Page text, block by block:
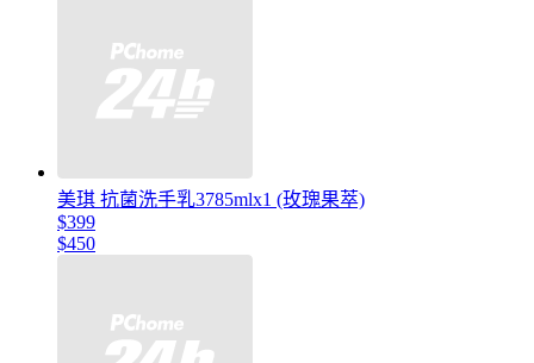
美琪 抗菌洗手乳3785mlx1 (玫瑰果萃)
$399
$450